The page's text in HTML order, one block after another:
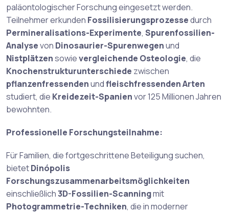
paläontologischer Forschung eingesetzt werden.
Teilnehmer erkunden Fossilisierungsprozessedurch
Permineralisations-Experimente, Spurenfossilien-
Analysevon Dinosaurier-Spurenwegenund
Nistplätzensowievergleichende Osteologie, die
Knochenstrukturunterschiede zwischen
pflanzenfressendenundfleischfressenden Arten
studiert, die Kreidezeit-Spanienvor 125 Millionen Jahren
bewohnten.
Professionelle Forschungsteilnahme:
Für Familien, die fortgeschrittene Beteiligung suchen,
bietetDinópolis
Forschungszusammenarbeitsmöglichkeiten
einschließlich3D-Fossilien-Scanningmit
Photogrammetrie-Techniken, die in moderner